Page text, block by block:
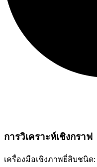
การวิเคราะห์เชิงกราฟ
เครื่องมือเชิงภาพยี่สิบชนิด: